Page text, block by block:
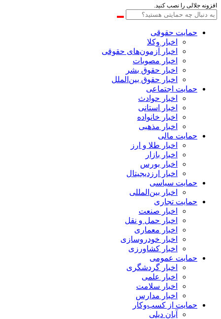
افزونه جلالی را نصب کنید.
حمایت حقوقی
اخبار وکلا
اخبار آزمون‌های حقوقی
اخبار مصوبات
اخبار حقوق بشر
اخبار حقوق بین‌الملل
حمایت اجتماعی
اخبار حوادث
اخبار استانی
اخبار خانواده
اخبار مذهبی
حمایت مالی
اخبار طلا و ارز
اخبار بازار
اخبار بورس
اخبار ارزدیجیتال
حمایت سیاسی
اخبار بین‌المللی
حمایت تجاری
اخبار صنعت
اخبار حمل و نقل
اخبار معماری
اخبار خودروسازی
اخبار کشاورزی
حمایت عمومی
اخبار گردشگری
اخبار علمی
اخبار سلامت
اخبار مدارس
حمایت از کسب‌وکار
آبان دیلی